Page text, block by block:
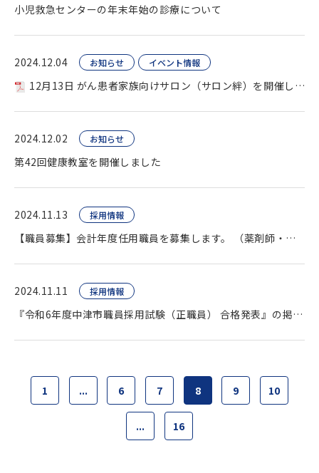
小児救急センターの年末年始の診療について
2024.12.04 お知らせ イベント情報
12月13日 がん患者家族向けサロン（サロン絆）を開催します
2024.12.02 お知らせ
第42回健康教室を開催しました
2024.11.13 採用情報
【職員募集】会計年度任用職員を募集します。 （薬剤師・臨床検査技師・看護師ほか）
2024.11.11 採用情報
『令和6年度中津市職員採用試験（正職員） 合格発表』の掲載をいたしました。
1 ... 6 7 8 9 10
... 16